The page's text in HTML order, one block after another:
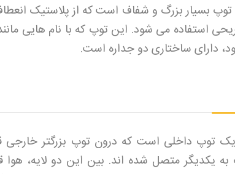
بسیار بزرگ و شفاف است که از پلاستیک
استفاده می شود. این توپ که با نام هایی
دارای ساختاری دو جداره است.
توپ داخلی است که درون توپ بزرگتر خارجی
یکدیگر متصل شده اند. بین این دو لایه، هوا